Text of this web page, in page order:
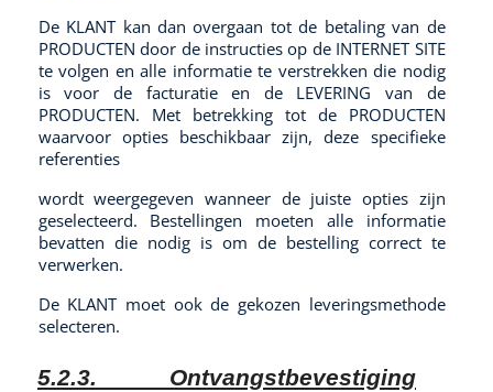
De KLANT kan dan overgaan tot de betaling van de
PRODUCTEN door de instructies op de INTERNET SITE
te volgen en alle informatie te verstrekken die nodig
is voor de facturatie en de LEVERING van de
PRODUCTEN. Met betrekking tot de PRODUCTEN
waarvoor opties beschikbaar zijn, deze specifieke
referenties
wordt weergegeven wanneer de juiste opties zijn
geselecteerd. Bestellingen moeten alle informatie
bevatten die nodig is om de bestelling correct te
verwerken.
De KLANT moet ook de gekozen leveringsmethode
selecteren.
5.2.3. Ontvangstbevestiging